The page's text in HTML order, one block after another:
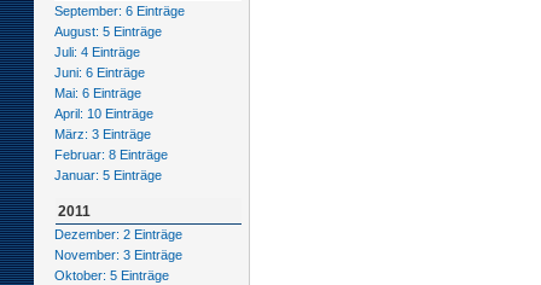
September: 6 Einträge
August: 5 Einträge
Juli: 4 Einträge
Juni: 6 Einträge
Mai: 6 Einträge
April: 10 Einträge
März: 3 Einträge
Februar: 8 Einträge
Januar: 5 Einträge
2011
Dezember: 2 Einträge
November: 3 Einträge
Oktober: 5 Einträge